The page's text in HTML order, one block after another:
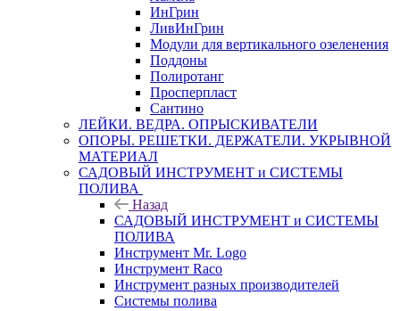
ИнГрин
ЛивИнГрин
Модули для вертикального озеленения
Поддоны
Полиротанг
Просперпласт
Сантино
ЛЕЙКИ. ВЕДРА. ОПРЫСКИВАТЕЛИ
ОПОРЫ. РЕШЕТКИ. ДЕРЖАТЕЛИ. УКРЫВНОЙ
МАТЕРИАЛ
САДОВЫЙ ИНСТРУМЕНТ и СИСТЕМЫ
ПОЛИВА
Назад
САДОВЫЙ ИНСТРУМЕНТ и СИСТЕМЫ
ПОЛИВА
Инструмент Mr. Logo
Инструмент Raco
Инструмент разных производителей
Системы полива